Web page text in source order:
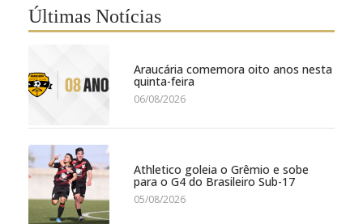
Últimas Notícias
Araucária comemora oito anos nesta
quinta-feira
06/08/2026
Athletico goleia o Grêmio e sobe
para o G4 do Brasileiro Sub-17
05/08/2026